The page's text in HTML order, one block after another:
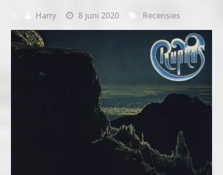
Harry 8 juni 2020 Recensies